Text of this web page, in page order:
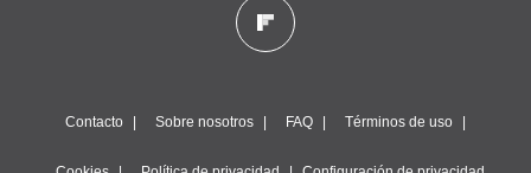
Contacto Sobre nosotros FAQ Términos de uso